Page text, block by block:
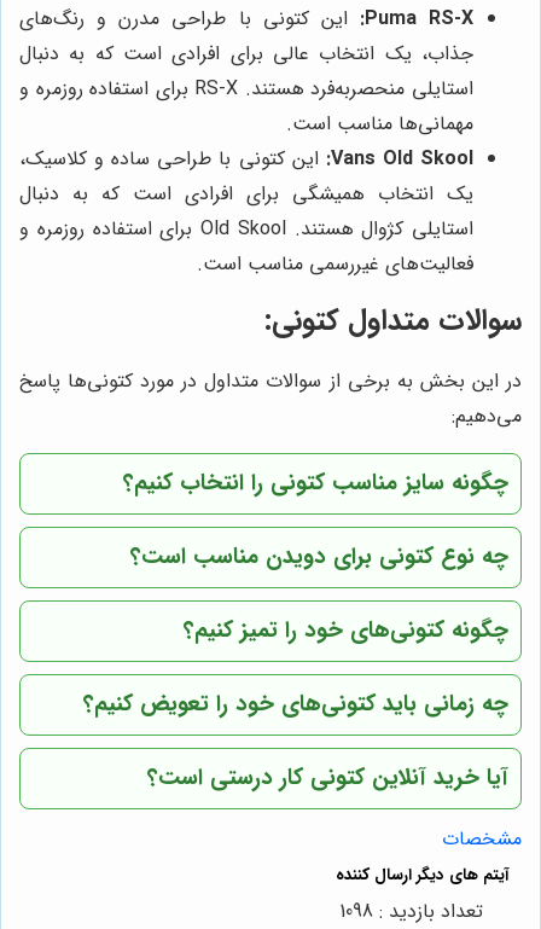
Puma RS-X: این کتونی با طراحی مدرن و رنگ‌های
جذاب، یک انتخاب عالی برای افرادی است که به دنبال
استایلی منحصربه‌فرد هستند. RS-X برای استفاده روزمره و
مهمانی‌ها مناسب است.
Vans Old Skool: این کتونی با طراحی ساده و کلاسیک،
یک انتخاب همیشگی برای افرادی است که به دنبال
استایلی کژوال هستند. Old Skool برای استفاده روزمره و
فعالیت‌های غیررسمی مناسب است.
سوالات متداول کتونی:
در این بخش به برخی از سوالات متداول در مورد کتونی‌ها پاسخ
می‌دهیم:
چگونه سایز مناسب کتونی را انتخاب کنیم؟
چه نوع کتونی برای دویدن مناسب است؟
چگونه کتونی‌های خود را تمیز کنیم؟
چه زمانی باید کتونی‌های خود را تعویض کنیم؟
آیا خرید آنلاین کتونی کار درستی است؟
مشخصات
تعداد بازدید : 1098